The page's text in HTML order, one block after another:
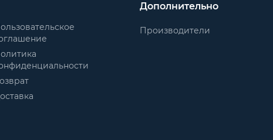
Дополнительно
Производители